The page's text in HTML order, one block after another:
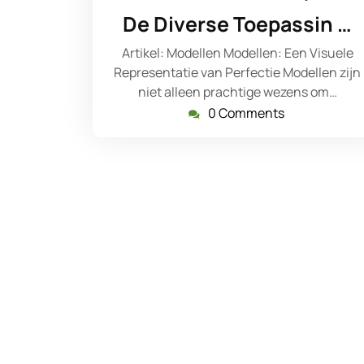
november
2024
De Diverse Toepassin …
Artikel: Modellen Modellen: Een Visuele
Representatie van Perfectie Modellen zijn
niet alleen prachtige wezens om…
0 Comments